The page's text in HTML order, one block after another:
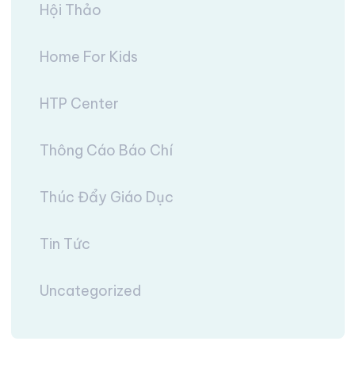
Hội Thảo
Home For Kids
HTP Center
Thông Cáo Báo Chí
Thúc Đẩy Giáo Dục
Tin Tức
Uncategorized